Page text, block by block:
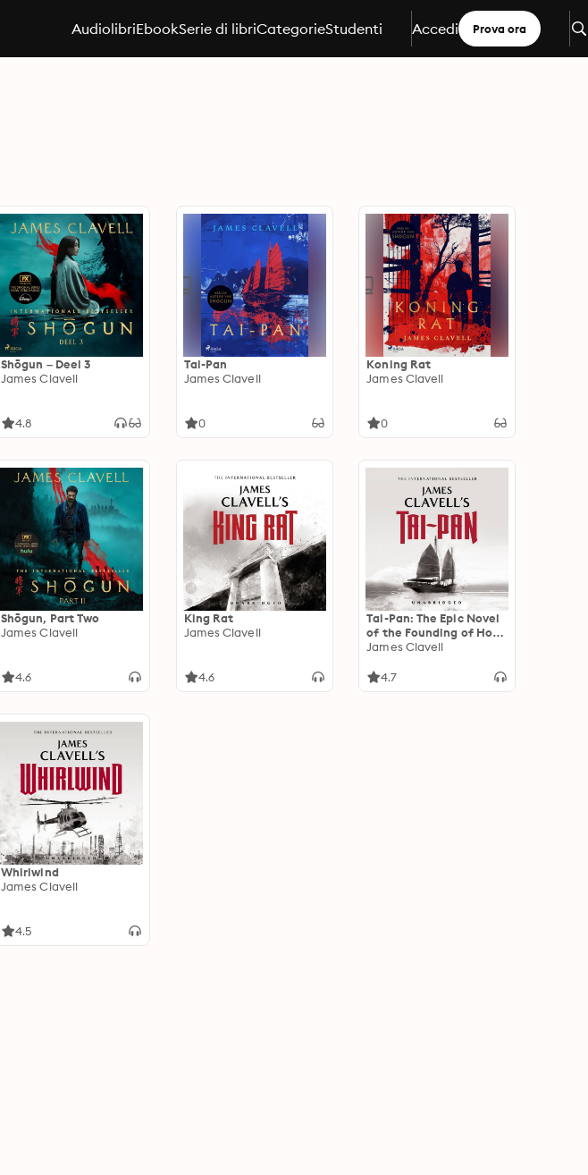
AudiolibriEbookSerie di libriCategorieStudenti Accedi Prova ora
Shōgun – Deel 3
James Clavell
4.8
Tai-Pan
James Clavell
0
Koning Rat
James Clavell
0
Shōgun, Part Two
James Clavell
4.6
King Rat
James Clavell
4.6
Tai-Pan: The Epic Novel
of the Founding of Hong
Kong
James Clavell
4.7
Whirlwind
James Clavell
4.5